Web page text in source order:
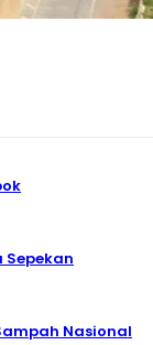
Nasional